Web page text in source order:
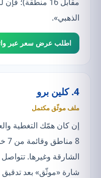
الذهبي».
اطلب عرض سعر عبر
4. كلين برو
ملف موثّق مكتمل
إن كان همّك التغطية
8
الشارقة وغيرها.
شارة «موثّق» بعد تدقيق